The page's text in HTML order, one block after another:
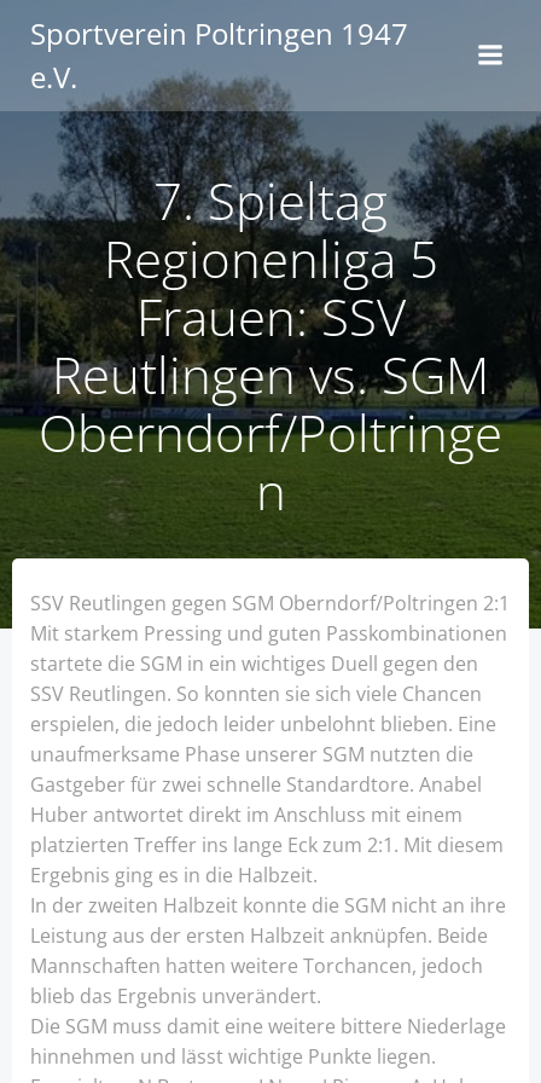
Inhalt
Sportverein Poltringen 1947
e.V.
7. Spieltag
Regionenliga 5
Frauen: SSV
Reutlingen vs. SGM
Oberndorf/Poltringe
n
SSV Reutlingen gegen SGM Oberndorf/Poltringen 2:1
Mit starkem Pressing und guten Passkombinationen
startete die SGM in ein wichtiges Duell gegen den
SSV Reutlingen. So konnten sie sich viele Chancen
erspielen, die jedoch leider unbelohnt blieben. Eine
unaufmerksame Phase unserer SGM nutzten die
Gastgeber für zwei schnelle Standardtore. Anabel
Huber antwortet direkt im Anschluss mit einem
platzierten Treffer ins lange Eck zum 2:1. Mit diesem
Ergebnis ging es in die Halbzeit.
In der zweiten Halbzeit konnte die SGM nicht an ihre
Leistung aus der ersten Halbzeit anknüpfen. Beide
Mannschaften hatten weitere Torchancen, jedoch
blieb das Ergebnis unverändert.
Die SGM muss damit eine weitere bittere Niederlage
hinnehmen und lässt wichtige Punkte liegen.